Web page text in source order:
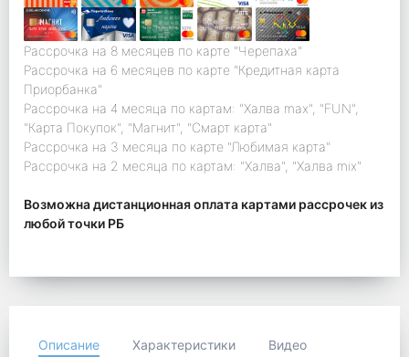
Рассрочка на 8 месяцев по карте "Черепаха"
Рассрочка на 6 месяцев по карте "Кредитная карта
Приорбанка"
Рассрочка на 4 месяца по картам: "Халва max", "FUN",
"Карта Покупок", "Магнит", "Смарт карта"
Рассрочка на 3 месяца по карте "Любимая карта"
Рассрочка на 2 месяца по картам: "Халва", "Халва mix"
Возможна дистанционная оплата картами рассрочек из
любой точки РБ
Описание Характеристики Видео